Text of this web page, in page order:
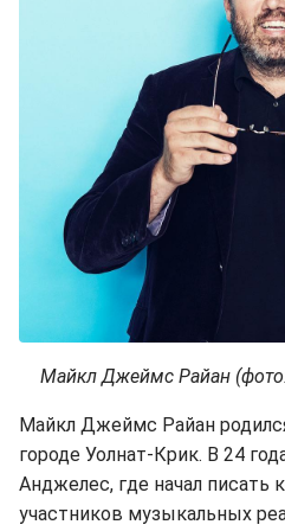
Майкл Джеймс Райан
Майкл Джеймс Райан
городе Уолнат-Крик. В 24
Анджелес, где начал писать
участников музыкальных